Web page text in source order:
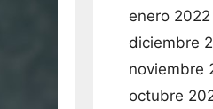
enero 2022
diciembre
noviembre
octubre